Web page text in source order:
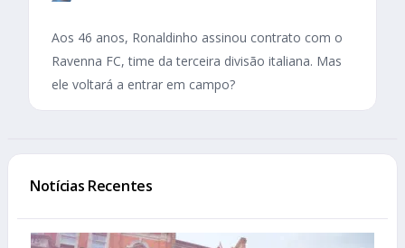
Aos 46 anos, Ronaldinho assinou contrato com o
Ravenna FC, time da terceira divisão italiana. Mas
ele voltará a entrar em campo?
Notícias Recentes